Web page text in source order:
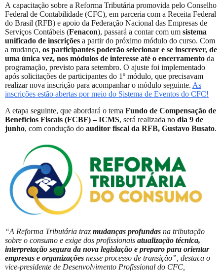
A capacitação sobre a Reforma Tributária promovida pelo Conselho
Federal de Contabilidade (CFC), em parceria com a Receita Federal
do Brasil (RFB) e apoio da Federação Nacional das Empresas de
Serviços Contábeis (Fenacon), passará a contar com um sistema
unificado de inscrições a partir do próximo módulo do curso. Com
a mudança, os participantes poderão selecionar e se inscrever, de
uma única vez, nos módulos de interesse até o encerramento da
programação, previsto para setembro. O ajuste foi implementado
após solicitações de participantes do 1º módulo, que precisavam
realizar nova inscrição para acompanhar o módulo seguinte. As
inscrições estão abertas por meio do Sistema de Eventos do CFC!
A etapa seguinte, que abordará o tema Fundo de Compensação de
Benefícios Fiscais (FCBF) – ICMS, será realizada no dia 9 de
junho, com condução do auditor fiscal da RFB, Gustavo Busato.
“A Reforma Tributária traz mudanças profundas na tributação
sobre o consumo e exige dos profissionais atualização técnica,
interpretação segura da nova legislação e preparo para orientar
empresas e organizações nesse processo de transição”, destaca o
vice-presidente de Desenvolvimento Profissional do CFC,